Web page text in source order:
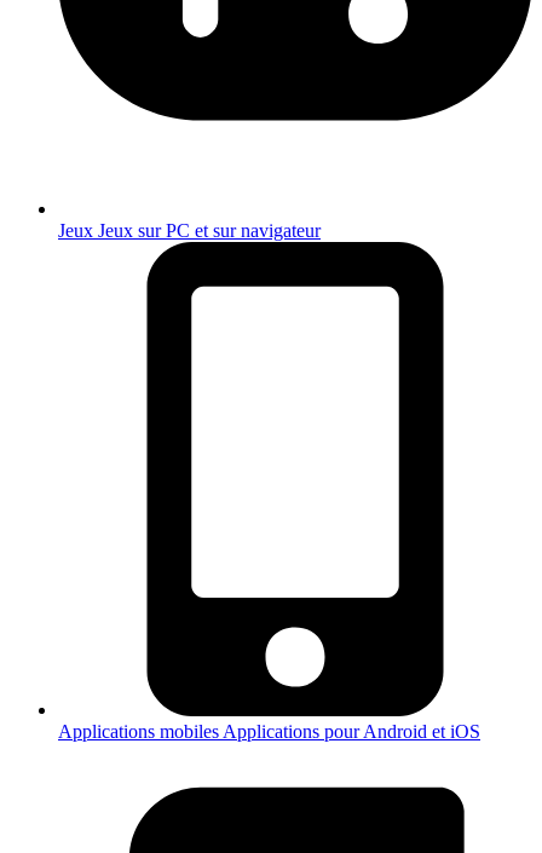
Jeux Jeux sur PC et sur navigateur
Applications mobiles Applications pour Android et iOS